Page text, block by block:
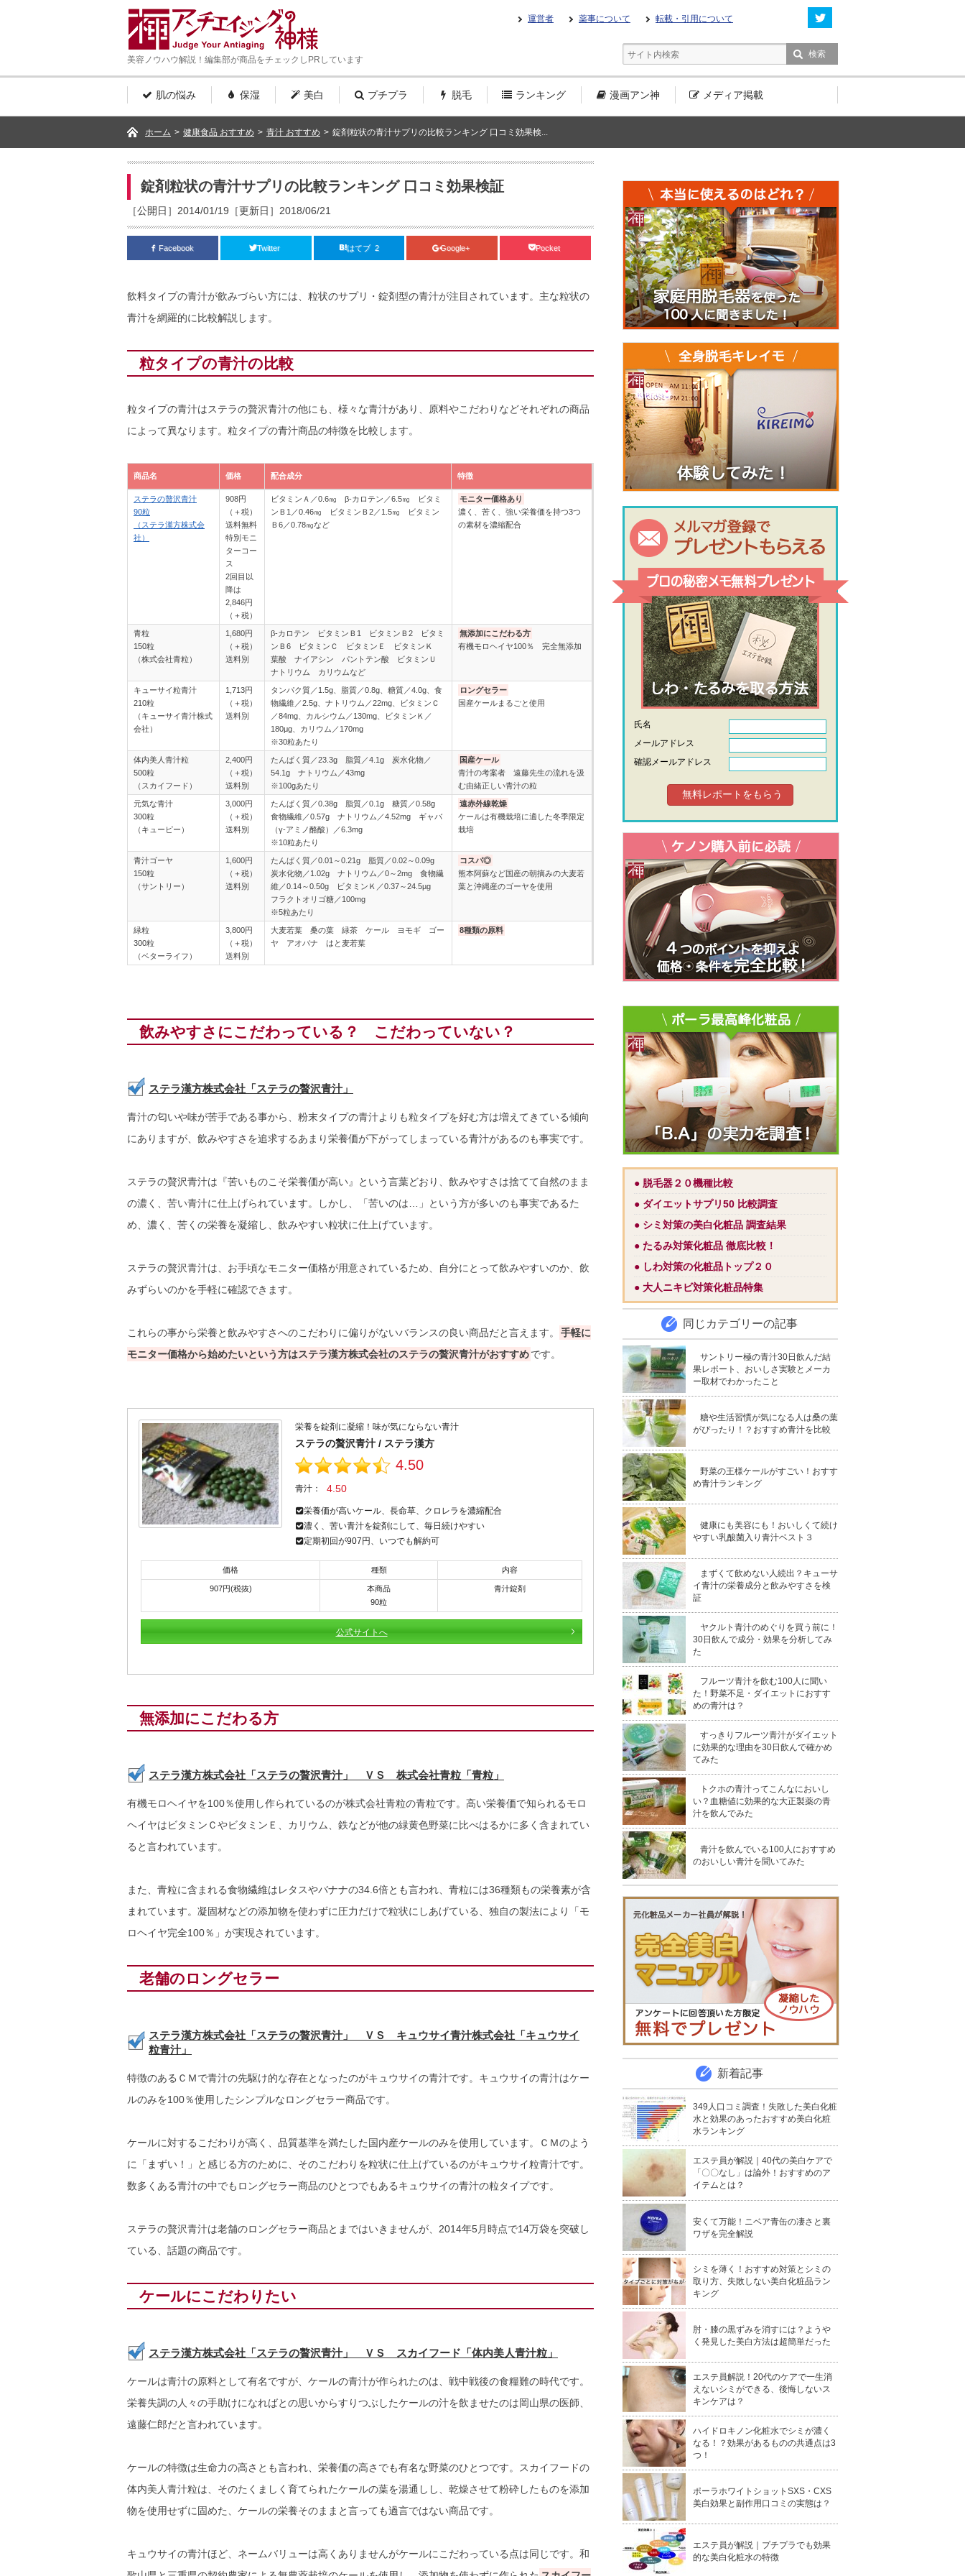
運営者 薬事について 転載・引用について
美容ノウハウ解説！編集部が商品をチェックしPRしています
肌の悩み 保湿 美白 プチプラ 脱毛 ランキング 漫画アン神 メディア掲載
ホーム > 健康食品 おすすめ > 青汁 おすすめ > 錠剤粒状の青汁サプリの比較ランキング 口コミ効果検...
錠剤粒状の青汁サプリの比較ランキング 口コミ効果検証
［公開日］2014/01/19［更新日］2018/06/21
Facebook Twitter はてブ 2 Google+ Pocket
飲料タイプの青汁が飲みづらい方には、粒状のサプリ・錠剤型の青汁が注目されています。主な粒状の
青汁を網羅的に比較解説します。
粒タイプの青汁の比較
粒タイプの青汁はステラの贅沢青汁の他にも、様々な青汁があり、原料やこだわりなどそれぞれの商品
によって異なります。粒タイプの青汁商品の特徴を比較します。
商品名 価格 配合成分 特徴
商品名 価格 配合成分 特徴
ステラの贅沢青汁
90粒
（ステラ漢方株式会
社）
908円
（＋税）
送料無料
特別モニ
ターコー
ス
2回目以
降は
2,846円
（＋税）
ビタミンＡ／0.6㎎ β-カロテン／6.5㎎ ビタミ
ンＢ1／0.46㎎ ビタミンＢ2／1.5㎎ ビタミン
Ｂ6／0.78㎎など
モニター価格あり
濃く、苦く、強い栄養価を持つ3つ
の素材を濃縮配合
青粒
150粒
（株式会社青粒）
1,680円
（＋税）
送料別
β-カロテン ビタミンＢ1 ビタミンＢ2 ビタミ
ンＢ6 ビタミンＣ ビタミンＥ ビタミンＫ
葉酸 ナイアシン パントテン酸 ビタミンＵ
ナトリウム カリウムなど
無添加にこだわる方
有機モロヘイヤ100％ 完全無添加
キューサイ粒青汁
210粒
（キューサイ青汁株式
会社）
1,713円
（＋税）
送料別
タンパク質／1.5g、脂質／0.8g、糖質／4.0g、食
物繊維／2.5g、ナトリウム／22mg、ビタミンＣ
／84mg、カルシウム／130mg、ビタミンＫ／
180μg、カリウム／170mg
※30粒あたり
ロングセラー
国産ケールまるごと使用
体内美人青汁粒
500粒
（スカイフード）
2,400円
（＋税）
送料別
たんぱく質／23.3g 脂質／4.1g 炭水化物／
54.1g ナトリウム／43mg
※100gあたり
国産ケール
青汁の考案者 遠藤先生の流れを汲
む由緒正しい青汁の粒
元気な青汁
300粒
（キューピー）
3,000円
（＋税）
送料別
たんぱく質／0.38g 脂質／0.1g 糖質／0.58g
食物繊維／0.57g ナトリウム／4.52mg ギャバ
（γ-アミノ酪酸）／6.3mg
※10粒あたり
遠赤外線乾燥
ケールは有機栽培に適した冬季限定
栽培
青汁ゴーヤ
150粒
（サントリー）
1,600円
（＋税）
送料別
たんぱく質／0.01～0.21g 脂質／0.02～0.09g
炭水化物／1.02g ナトリウム／0～2mg 食物繊
維／0.14～0.50g ビタミンＫ／0.37～24.5µg
フラクトオリゴ糖／100mg
※5粒あたり
コスパ◎
熊本阿蘇など国産の朝摘みの大麦若
葉と沖縄産のゴーヤを使用
緑粒
300粒
（ベターライフ）
3,800円
（＋税）
送料別
大麦若葉 桑の葉 緑茶 ケール ヨモギ ゴー
ヤ アオバナ はと麦若葉
8種類の原料
飲みやすさにこだわっている？ こだわっていない？
ステラ漢方株式会社「ステラの贅沢青汁」
青汁の匂いや味が苦手である事から、粉末タイプの青汁よりも粒タイプを好む方は増えてきている傾向
にありますが、飲みやすさを追求するあまり栄養価が下がってしまっている青汁があるのも事実です。
ステラの贅沢青汁は『苦いものこそ栄養価が高い』という言葉どおり、飲みやすさは捨てて自然のまま
の濃く、苦い青汁に仕上げられています。しかし、「苦いのは…」という方が多いのも事実であるた
め、濃く、苦くの栄養を凝縮し、飲みやすい粒状に仕上げています。
ステラの贅沢青汁は、お手頃なモニター価格が用意されているため、自分にとって飲みやすいのか、飲
みずらいのかを手軽に確認できます。
これらの事から栄養と飲みやすさへのこだわりに偏りがないバランスの良い商品だと言えます。
手軽に
モニター価格から始めたいという方はステラ漢方株式会社のステラの贅沢青汁がおすすめです。
栄養を錠剤に凝縮！味が気にならない青汁
ステラの贅沢青汁 / ステラ漢方
4.50
青汁： 4.50
栄養価が高いケール、長命草、クロレラを濃縮配合
濃く、苦い青汁を錠剤にして、毎日続けやすい
定期初回が907円、いつでも解約可
価格 種類 内容
907円(税抜)
本商品
90粒
青汁錠剤
公式サイトへ
無添加にこだわる方
ステラ漢方株式会社「ステラの贅沢青汁」 ＶＳ 株式会社青粒「青粒」
有機モロヘイヤを100％使用し作られているのが株式会社青粒の青粒です。高い栄養価で知られるモロ
ヘイヤはビタミンＣやビタミンＥ、カリウム、鉄などが他の緑黄色野菜に比べはるかに多く含まれてい
ると言われています。
また、青粒に含まれる食物繊維はレタスやバナナの34.6倍とも言われ、青粒には36種類もの栄養素が含
まれています。凝固材などの添加物を使わずに圧力だけで粒状にしあげている、独自の製法により「モ
ロヘイヤ完全100％」が実現されています。
老舗のロングセラー
ステラ漢方株式会社「ステラの贅沢青汁」 ＶＳ キュウサイ青汁株式会社「キュウサイ
粒青汁」
特徴のあるＣＭで青汁の先駆け的な存在となったのがキュウサイの青汁です。キュウサイの青汁はケー
ルのみを100％使用したシンプルなロングセラー商品です。
ケールに対するこだわりが高く、品質基準を満たした国内産ケールのみを使用しています。ＣＭのよう
に「まずい！」と感じる方のために、そのこだわりを粒状に仕上げているのがキュウサイ粒青汁です。
数多くある青汁の中でもロングセラー商品のひとつでもあるキュウサイの青汁の粒タイプです。
ステラの贅沢青汁は老舗のロングセラー商品とまではいきませんが、2014年5月時点で14万袋を突破し
ている、話題の商品です。
ケールにこだわりたい
ステラ漢方株式会社「ステラの贅沢青汁」 ＶＳ スカイフード「体内美人青汁粒」
ケールは青汁の原料として有名ですが、ケールの青汁が作られたのは、戦中戦後の食糧難の時代です。
栄養失調の人々の手助けになればとの思いからすりつぶしたケールの汁を飲ませたのは岡山県の医師、
遠藤仁郎だと言われています。
ケールの特徴は生命力の高さとも言われ、栄養価の高さでも有名な野菜のひとつです。スカイフードの
体内美人青汁粒は、そのたくましく育てられたケールの葉を湯通しし、乾燥させて粉砕したものを添加
物を使用せずに固めた、ケールの栄養そのままと言っても過言ではない商品です。
キュウサイの青汁ほど、ネームバリューは高くありませんがケールにこだわっている点は同じです。和
氏名
メールアドレス
確認メールアドレス
● 脱毛器２０機種比較
● ダイエットサプリ50 比較調査
● シミ対策の美白化粧品 調査結果
● たるみ対策化粧品 徹底比較！
● しわ対策の化粧品トップ２０
● 大人ニキビ対策化粧品特集
同じカテゴリーの記事
サントリー極の青汁30日飲んだ結
果レポート、おいしさ実験とメーカ
ー取材でわかったこと
糖や生活習慣が気になる人は桑の葉
がぴったり！？おすすめ青汁を比較
野菜の王様ケールがすごい！おすす
め青汁ランキング
健康にも美容にも！おいしくて続け
やすい乳酸菌入り青汁ベスト３
まずくて飲めない人続出？キューサ
イ青汁の栄養成分と飲みやすさを検
証
ヤクルト青汁のめぐりを買う前に！
30日飲んで成分・効果を分析してみ
た
フルーツ青汁を飲む100人に聞い
た！野菜不足・ダイエットにおすす
めの青汁は？
すっきりフルーツ青汁がダイエット
に効果的な理由を30日飲んで確かめ
てみた
トクホの青汁ってこんなにおいし
い？血糖値に効果的な大正製薬の青
汁を飲んでみた
青汁を飲んでいる100人におすすめ
のおいしい青汁を聞いてみた
新着記事
349人口コミ調査！失敗した美白化粧
水と効果のあったおすすめ美白化粧
水ランキング
エステ員が解説｜40代の美白ケアで
「〇〇なし」は論外！おすすめのア
イテムとは？
安くて万能！ニベア青缶の凄さと裏
ワザを完全解説
シミを薄く！おすすめ対策とシミの
取り方、失敗しない美白化粧品ラン
キング
肘・膝の黒ずみを消すには？ようや
く発見した美白方法は超簡単だった
エステ員解説！20代のケアで一生消
えないシミができる、後悔しないス
キンケアは？
ハイドロキノン化粧水でシミが濃く
なる！？効果があるものの共通点は3
つ！
ポーラホワイトショットSXS・CXS
美白効果と副作用口コミの実態は？
エステ員が解説｜プチプラでも効果
的な美白化粧水の特徴